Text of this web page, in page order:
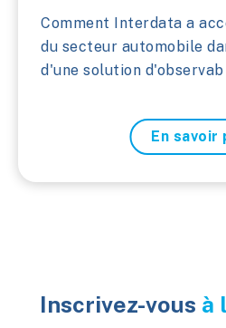
Comment Interdata a
du secteur automobile
d'une solution d'observab
En savoir
Inscrivez-vous à